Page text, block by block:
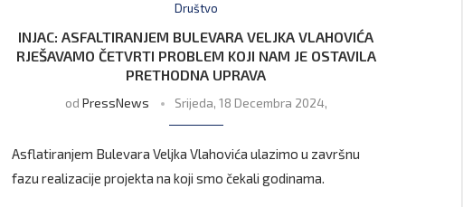
Društvo
INJAC: ASFALTIRANJEM BULEVARA VELJKA VLAHOVIĆA
RJEŠAVAMO ČETVRTI PROBLEM KOJI NAM JE OSTAVILA
PRETHODNA UPRAVA
od PressNews Srijeda, 18 Decembra 2024,
Asflatiranjem Bulevara Veljka Vlahovića ulazimo u završnu
fazu realizacije projekta na koji smo čekali godinama.